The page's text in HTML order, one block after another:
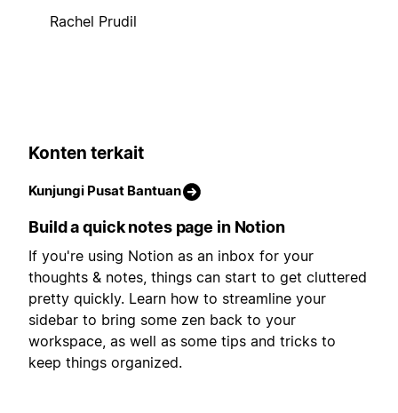
Rachel Prudil
Konten terkait
Kunjungi Pusat Bantuan
Build a quick notes page in Notion
If you're using Notion as an inbox for your
thoughts & notes, things can start to get cluttered
pretty quickly. Learn how to streamline your
sidebar to bring some zen back to your
workspace, as well as some tips and tricks to
keep things organized.